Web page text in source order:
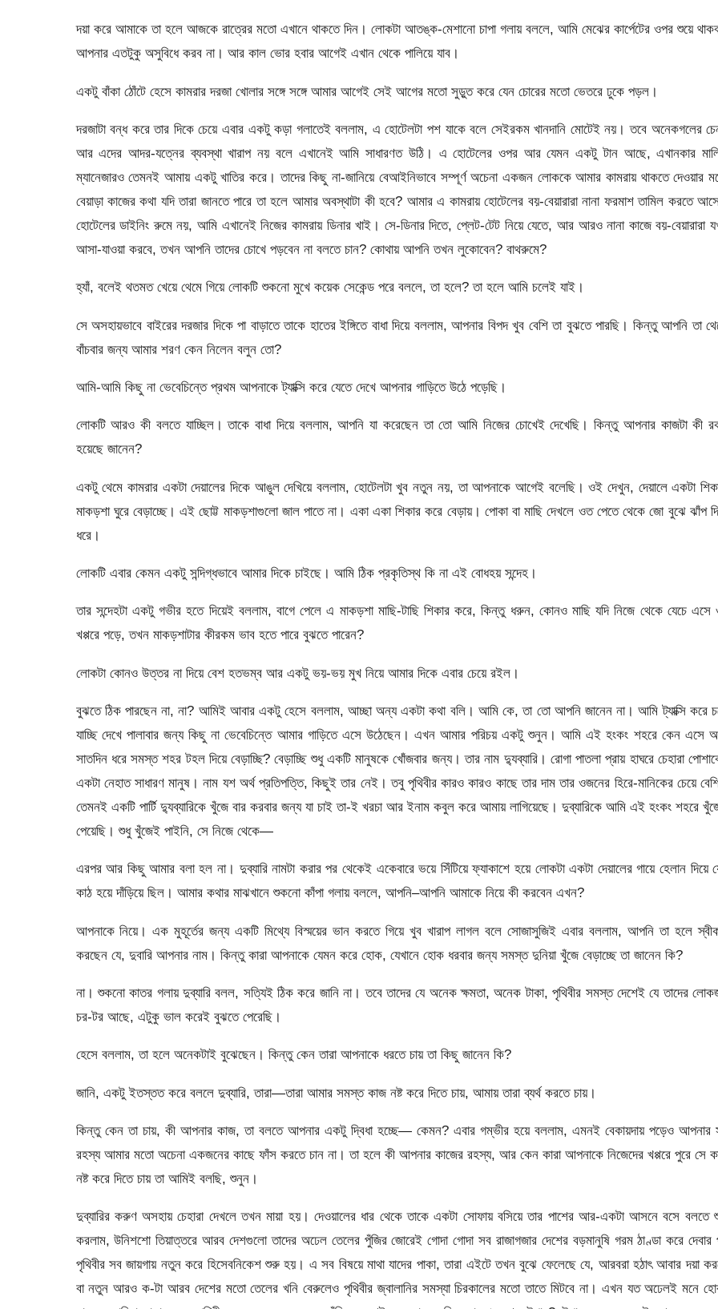
দয়া করে আমাকে তা হলে আজকে রাত্রের মতো এখানে থাকতে দিন। লোকটা আতঙ্ক-মেশানো চাপা গলায় বললে, আমি মেঝের কার্পেটের ওপর শুয়ে
আপনার এতটুকু অসুবিধে করব না। আর কাল ভোর হবার আগেই এখান থেকে পালিয়ে যাব।
একটু বাঁকা ঠোঁটে হেসে কামরার দরজা খোলার সঙ্গে সঙ্গে আমার আগেই সেই আগের মতো সুড়ুত করে যেন চোরের মতো ভেতরে ঢুকে পড়ল।
দরজাটা বন্ধ করে তার দিকে চেয়ে এবার একটু কড়া গলাতেই বললাম, এ হোটেলটা পশ যাকে বলে সেইরকম খানদানি মোটেই নয়। তবে অনেকগলের
আর এদের আদর-যত্নের ব্যবস্থা খারাপ নয় বলে এখানেই আমি সাধারণত উঠি। এ হোটেলের ওপর আর যেমন একটু টান আছে, এখানকার
ম্যানেজারও তেমনই আমায় একটু খাতির করে। তাদের কিছু না-জানিয়ে বেআইনিভাবে সম্পূর্ণ অচেনা একজন লোককে আমার কামরায় থাকতে দেওয়ার
বেয়াড়া কাজের কথা যদি তারা জানতে পারে তা হলে আমার অবস্থাটা কী হবে? আমার এ কামরায় হোটেলের বয়-বেয়ারারা নানা ফরমাশ তামিল করতে
হোটেলের ডাইনিং রুমে নয়, আমি এখানেই নিজের কামরায় ডিনার খাই। সে-ডিনার দিতে, প্লেট-টেট নিয়ে যেতে, আর আরও নানা কাজে বয়-বেয়ারারা
আসা-যাওয়া করবে, তখন আপনি তাদের চোখে পড়বেন না বলতে চান? কোথায় আপনি তখন লুকোবেন? বাথরুমে?
হ্যাঁ, বলেই থতমত খেয়ে থেমে গিয়ে লোকটি শুকনো মুখে কয়েক সেকেন্ড পরে বললে, তা হলে? তা হলে আমি চলেই যাই।
সে অসহায়ভাবে বাইরের দরজার দিকে পা বাড়াতে তাকে হাতের ইঙ্গিতে বাধা দিয়ে বললাম, আপনার বিপদ খুব বেশি তা বুঝতে পারছি। কিন্তু আপনি তা
বাঁচবার জন্য আমার শরণ কেন নিলেন বলুন তো?
আমি-আমি কিছু না ভেবেচিন্তে প্রথম আপনাকে ট্যাক্সি করে যেতে দেখে আপনার গাড়িতে উঠে পড়েছি।
লোকটি আরও কী বলতে যাচ্ছিল। তাকে বাধা দিয়ে বললাম, আপনি যা করেছেন তা তো আমি নিজের চোখেই দেখেছি। কিন্তু আপনার কাজটা কী
হয়েছে জানেন?
একটু থেমে কামরার একটা দেয়ালের দিকে আঙুল দেখিয়ে বললাম, হোটেলটা খুব নতুন নয়, তা আপনাকে আগেই বলেছি। ওই দেখুন, দেয়ালে একটা
মাকড়শা ঘুরে বেড়াচ্ছে। এই ছোট্ট মাকড়শাগুলো জাল পাতে না। একা একা শিকার করে বেড়ায়। পোকা বা মাছি দেখলে ওত পেতে থেকে জো বুঝে ঝাঁপ
ধরে।
লোকটি এবার কেমন একটু সন্দিগ্ধভাবে আমার দিকে চাইছে। আমি ঠিক প্রকৃতিস্থ কি না এই বোধহয় সন্দেহ।
তার সন্দেহটা একটু গভীর হতে দিয়েই বললাম, বাগে পেলে এ মাকড়শা মাছি-টাছি শিকার করে, কিন্তু ধরুন, কোনও মাছি যদি নিজে থেকে যেচে এসে
খপ্পরে পড়ে, তখন মাকড়শাটার কীরকম ভাব হতে পারে বুঝতে পারেন?
লোকটা কোনও উত্তর না দিয়ে বেশ হতভম্ব আর একটু ভয়-ভয় মুখ নিয়ে আমার দিকে এবার চেয়ে রইল।
বুঝতে ঠিক পারছেন না, না? আমিই আবার একটু হেসে বললাম, আচ্ছা অন্য একটা কথা বলি। আমি কে, তা তো আপনি জানেন না। আমি ট্যাক্সি করে
যাচ্ছি দেখে পালাবার জন্য কিছু না ভেবেচিন্তে আমার গাড়িতে এসে উঠেছেন। এখন আমার পরিচয় একটু শুনুন। আমি এই হংকং শহরে কেন এসে
সাতদিন ধরে সমস্ত শহর টহল দিয়ে বেড়াচ্ছি? বেড়াচ্ছি শুধু একটি মানুষকে খোঁজবার জন্য। তার নাম দ্যুব্যারি। রোগা পাতলা প্রায় হাঘরে চেহারা
একটা নেহাত সাধারণ মানুষ। নাম যশ অর্থ প্রতিপত্তি, কিছুই তার নেই। তবু পৃথিবীর কারও কারও কাছে তার দাম তার ওজনের হিরে-মানিকের চেয়ে
তেমনই একটি পার্টি দ্যুব্যারিকে খুঁজে বার করবার জন্য যা চাই তা-ই খরচা আর ইনাম কবুল করে আমায় লাগিয়েছে। দুব্যারিকে আমি এই হংকং শহরে
পেয়েছি। শুধু খুঁজেই পাইনি, সে নিজে থেকে—
এরপর আর কিছু আমার বলা হল না। দুব্যারি নামটা করার পর থেকেই একেবারে ভয়ে সিঁটিয়ে ফ্যাকাশে হয়ে লোকটা একটা দেয়ালের গায়ে হেলান দিয়ে
কাঠ হয়ে দাঁড়িয়ে ছিল। আমার কথার মাঝখানে শুকনো কাঁপা গলায় বললে, আপনি–আপনি আমাকে নিয়ে কী করবেন এখন?
আপনাকে নিয়ে। এক মুহূর্তের জন্য একটি মিথ্যে বিস্ময়ের ভান করতে গিয়ে খুব খারাপ লাগল বলে সোজাসুজিই এবার বললাম, আপনি তা হলে
করছেন যে, দুবারি আপনার নাম। কিন্তু কারা আপনাকে যেমন করে হোক, যেখানে হোক ধরবার জন্য সমস্ত দুনিয়া খুঁজে বেড়াচ্ছে তা জানেন কি?
না। শুকনো কাতর গলায় দুব্যারি বলল, সত্যিই ঠিক করে জানি না। তবে তাদের যে অনেক ক্ষমতা, অনেক টাকা, পৃথিবীর সমস্ত দেশেই যে তাদের
চর-টর আছে, এটুকু ভাল করেই বুঝতে পেরেছি।
হেসে বললাম, তা হলে অনেকটাই বুঝেছেন। কিন্তু কেন তারা আপনাকে ধরতে চায় তা কিছু জানেন কি?
জানি, একটু ইতস্তত করে বললে দুব্যারি, তারা—তারা আমার সমস্ত কাজ নষ্ট করে দিতে চায়, আমায় তারা ব্যর্থ করতে চায়।
কিন্তু কেন তা চায়, কী আপনার কাজ, তা বলতে আপনার একটু দ্বিধা হচ্ছে— কেমন? এবার গম্ভীর হয়ে বললাম, এমনই বেকায়দায় পড়েও আপনার
রহস্য আমার মতো অচেনা একজনের কাছে ফাঁস করতে চান না। তা হলে কী আপনার কাজের রহস্য, আর কেন কারা আপনাকে নিজেদের খপ্পরে পুরে সে
নষ্ট করে দিতে চায় তা আমিই বলছি, শুনুন।
দুব্যারির করুণ অসহায় চেহারা দেখলে তখন মায়া হয়। দেওয়ালের ধার থেকে তাকে একটা সোফায় বসিয়ে তার পাশের আর-একটা আসনে বসে বলতে
করলাম, উনিশশো তিয়াত্তরে আরব দেশগুলো তাদের অঢেল তেলের পুঁজির জোরেই গোদা গোদা সব রাজাগজার দেশের বড়মানুষি গরম ঠাণ্ডা করে দেবার
পৃথিবীর সব জায়গায় নতুন করে হিসেবনিকেশ শুরু হয়। এ সব বিষয়ে মাথা যাদের পাকা, তারা এইটে তখন বুঝে ফেলেছে যে, আরবরা হঠাৎ আবার দয়া
বা নতুন আরও ক-টা আরব দেশের মতো তেলের খনি বেরুলেও পৃথিবীর জ্বালানির সমস্যা চিরকালের মতো তাতে মিটবে না। এখন যত অঢেলই মনে